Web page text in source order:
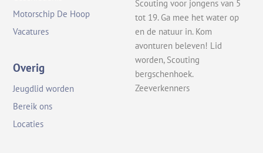
Motorschip De Hoop
Vacatures
Overig
Jeugdlid worden
Bereik ons
Locaties
Scouting voor jongens van 5
tot 19. Ga mee het water op
en de natuur in. Kom
avonturen beleven! Lid
worden, Scouting
bergschenhoek.
Zeeverkenners